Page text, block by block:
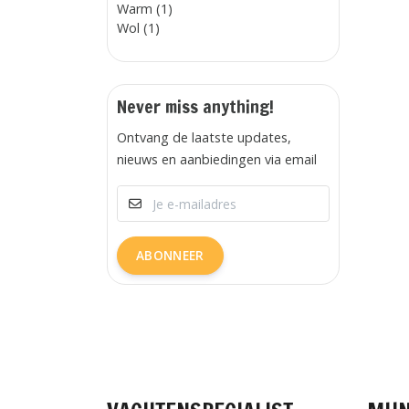
Warm (1)
Wol (1)
Never miss anything!
Ontvang de laatste updates,
nieuws en aanbiedingen via email
ABONNEER